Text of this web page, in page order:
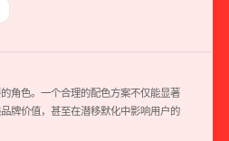
角色。一个合理的配色方案不仅能显著
牌价值，甚至在潜移默化中影响用户的